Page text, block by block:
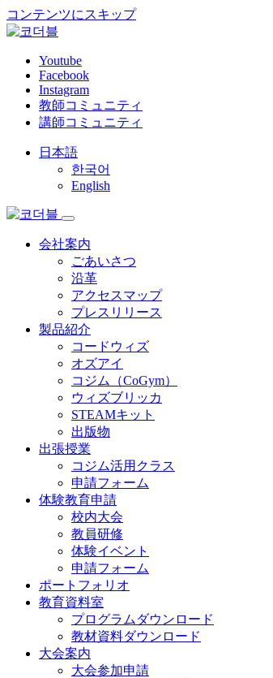
コンテンツにスキップ
Youtube
Facebook
Instagram
教師コミュニティ
講師コミュニティ
日本語
한국어
English
会社案内
ごあいさつ
沿革
アクセスマップ
プレスリリース
製品紹介
コードウィズ
オズアイ
コジム（CoGym）
ウィズブリッカ
STEAMキット
出版物
出張授業
コジム活用クラス
申請フォーム
体験教育申請
校内大会
教員研修
体験イベント
申請フォーム
ポートフォリオ
教育資料室
プログラムダウンロード
教材資料ダウンロード
大会案内
大会参加申請